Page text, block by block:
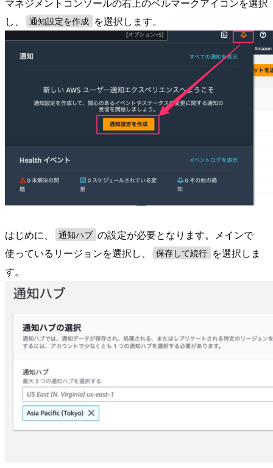
し、
通知設定を作成 を選択します。
はじめに、 通知ハブ の設定が必要となります。メインで
使っているリージョンを選択し、
保存して続行
を選択しま
す。